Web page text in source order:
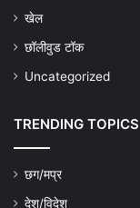
खेल
छॉलीवुड टॉक
Uncategorized
TRENDING TOPICS
छग/मप्र
देश/विदेश